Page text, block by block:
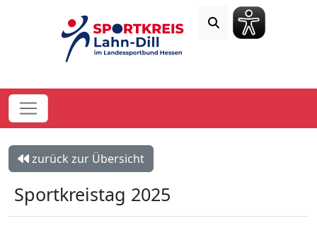
zurück zur Übersicht
Sportkreistag 2025